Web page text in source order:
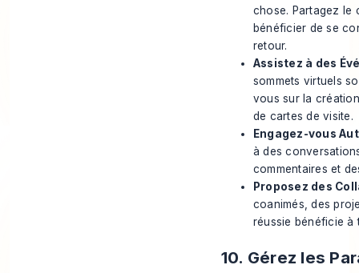
chose. Partagez le
bénéficier de se
retour.
Assistez à des
sommets virtuels
vous sur la
de cartes de visite.
Engagez-vous
à des
commentaires et
Proposez des
coanimés, des
réussie bénéficie
10. Gérez les